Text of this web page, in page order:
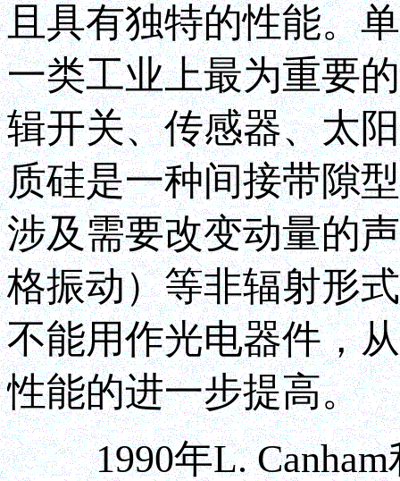
且具有独特的性能。
一类工业上最为重要
辑开关、传感器、太
质硅是一种间接带隙
涉及需要改变动量的
格振动）等非辐射形
不能用作光电器件，
性能的进一步提高。
1990年L. Canham